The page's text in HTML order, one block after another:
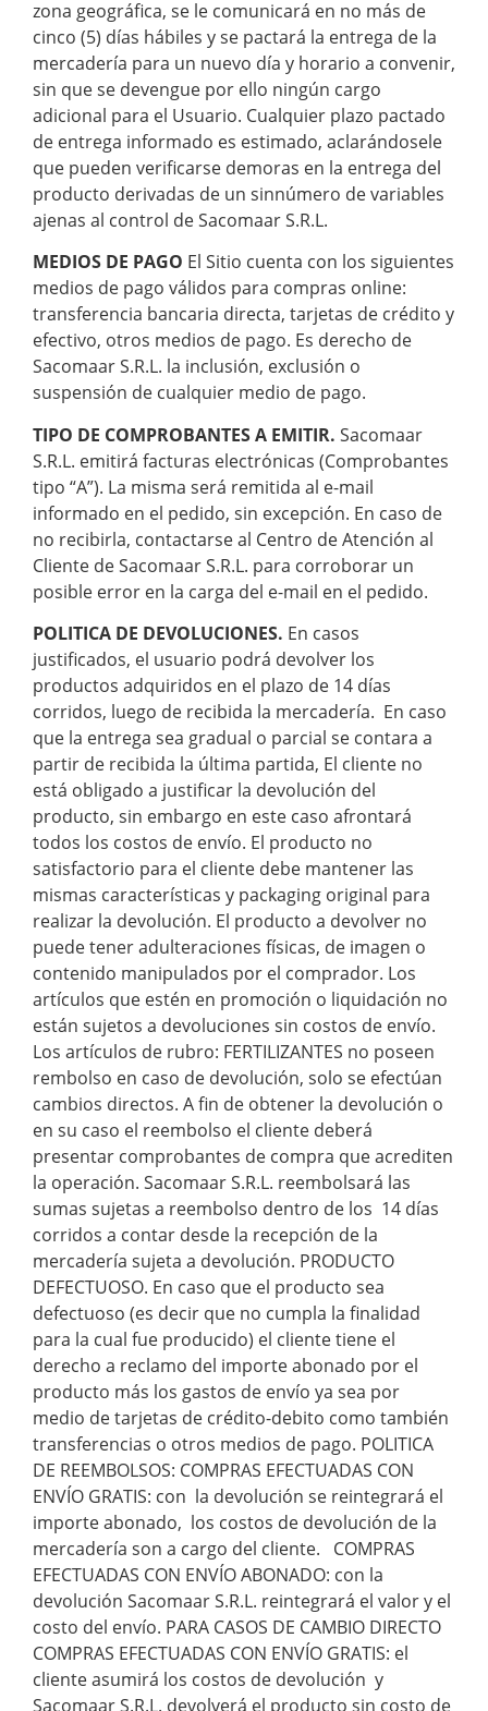
zona geográfica, se le comunicará en no más de
cinco (5) días hábiles y se pactará la entrega de la
mercadería para un nuevo día y horario a convenir,
sin que se devengue por ello ningún cargo
adicional para el Usuario. Cualquier plazo pactado
de entrega informado es estimado, aclarándosele
que pueden verificarse demoras en la entrega del
producto derivadas de un sinnúmero de variables
ajenas al control de Sacomaar S.R.L.
MEDIOS DE PAGO El Sitio cuenta con los siguientes
medios de pago válidos para compras online:
transferencia bancaria directa, tarjetas de crédito y
efectivo, otros medios de pago. Es derecho de
Sacomaar S.R.L. la inclusión, exclusión o
suspensión de cualquier medio de pago.
TIPO DE COMPROBANTES A EMITIR. Sacomaar
S.R.L. emitirá facturas electrónicas (Comprobantes
tipo “A”). La misma será remitida al e-mail
informado en el pedido, sin excepción. En caso de
no recibirla, contactarse al Centro de Atención al
Cliente de Sacomaar S.R.L. para corroborar un
posible error en la carga del e-mail en el pedido.
POLITICA DE DEVOLUCIONES. En casos
justificados, el usuario podrá devolver los
productos adquiridos en el plazo de 14 días
corridos, luego de recibida la mercadería. En caso
que la entrega sea gradual o parcial se contara a
partir de recibida la última partida, El cliente no
está obligado a justificar la devolución del
producto, sin embargo en este caso afrontará
todos los costos de envío. El producto no
satisfactorio para el cliente debe mantener las
mismas características y packaging original para
realizar la devolución. El producto a devolver no
puede tener adulteraciones físicas, de imagen o
contenido manipulados por el comprador. Los
artículos que estén en promoción o liquidación no
están sujetos a devoluciones sin costos de envío.
Los artículos de rubro: FERTILIZANTES no poseen
rembolso en caso de devolución, solo se efectúan
cambios directos. A fin de obtener la devolución o
en su caso el reembolso el cliente deberá
presentar comprobantes de compra que acrediten
la operación. Sacomaar S.R.L. reembolsará las
sumas sujetas a reembolso dentro de los 14 días
corridos a contar desde la recepción de la
mercadería sujeta a devolución. PRODUCTO
DEFECTUOSO. En caso que el producto sea
defectuoso (es decir que no cumpla la finalidad
para la cual fue producido) el cliente tiene el
derecho a reclamo del importe abonado por el
producto más los gastos de envío ya sea por
medio de tarjetas de crédito-debito como también
transferencias o otros medios de pago. POLITICA
DE REEMBOLSOS: COMPRAS EFECTUADAS CON
ENVÍO GRATIS: con la devolución se reintegrará el
importe abonado, los costos de devolución de la
mercadería son a cargo del cliente. COMPRAS
EFECTUADAS CON ENVÍO ABONADO: con la
devolución Sacomaar S.R.L. reintegrará el valor y el
costo del envío. PARA CASOS DE CAMBIO DIRECTO
COMPRAS EFECTUADAS CON ENVÍO GRATIS: el
cliente asumirá los costos de devolución y
Sacomaar S.R.L. devolverá el producto sin costo de